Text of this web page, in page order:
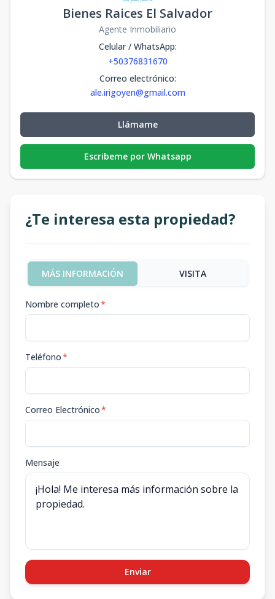
Bienes Raices El Salvador
Agente Inmobiliario
Celular / WhatsApp:
+50376831670
Correo electrónico:
ale.irigoyen@gmail.com
Llámame
Escribeme por Whatsapp
¿Te interesa esta propiedad?
MÁS INFORMACIÓN VISITA
Nombre completo*
Teléfono*
Correo Electrónico*
Mensaje
Enviar